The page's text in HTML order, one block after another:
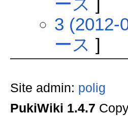
3 (2012-
ース ]
Site admin: polig
PukiWiki 1.4.7